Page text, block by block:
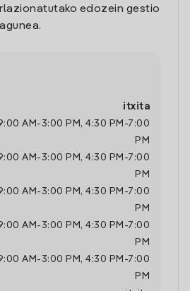
edozein gestio
itxita
AM -3:00 PM , 4:30 PM -7:00
PM
AM -3:00 PM , 4:30 PM -7:00
PM
AM -3:00 PM , 4:30 PM -7:00
PM
AM -3:00 PM , 4:30 PM -7:00
PM
AM -3:00 PM , 4:30 PM -7:00
PM